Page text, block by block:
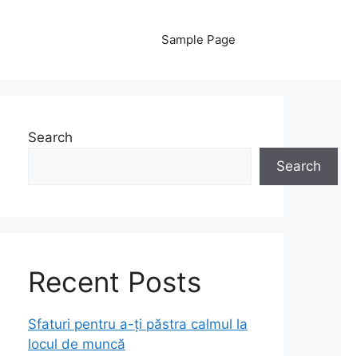
Sample Page
Search
Search
Recent Posts
Sfaturi pentru a-ți păstra calmul la
locul de muncă